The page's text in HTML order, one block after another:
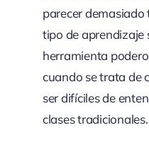
parecer demasiado
tipo de aprendizaje
herramienta
cuando se trata de
ser difíciles de
clases tradicionales.